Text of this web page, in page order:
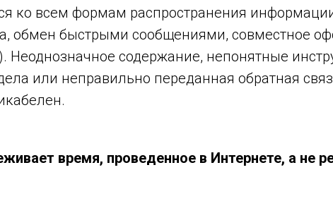
ко всем формам распространения
обмен быстрыми сообщениями, совместное
Неоднозначное содержание, непонятные
или неправильно переданная обратная
время, проведенное в Интернете, а не